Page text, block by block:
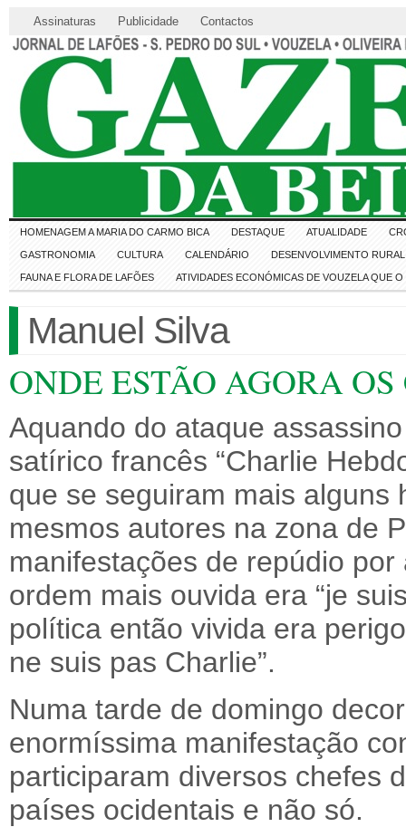
Assinaturas Publicidade Contactos
HOMENAGEM A MARIA DO CARMO BICA DESTAQUE ATUALIDADE
GASTRONOMIA CULTURA CALENDÁRIO DESENVOLVIMENTO RURAL
FAUNA E FLORA DE LAFÕES ATIVIDADES ECONÓMICAS DE VOUZELA QUE
Manuel Silva
ONDE ESTÃO AGORA
Aquando do ataque
satírico francês “Charlie
que se seguiram mais
mesmos autores na zona de
manifestações de repúdio
ordem mais ouvida era “je
política então vivida era
ne suis pas Charlie”.
Numa tarde de domingo
enormíssima manifestação
participaram diversos chefes
países ocidentais e não só.